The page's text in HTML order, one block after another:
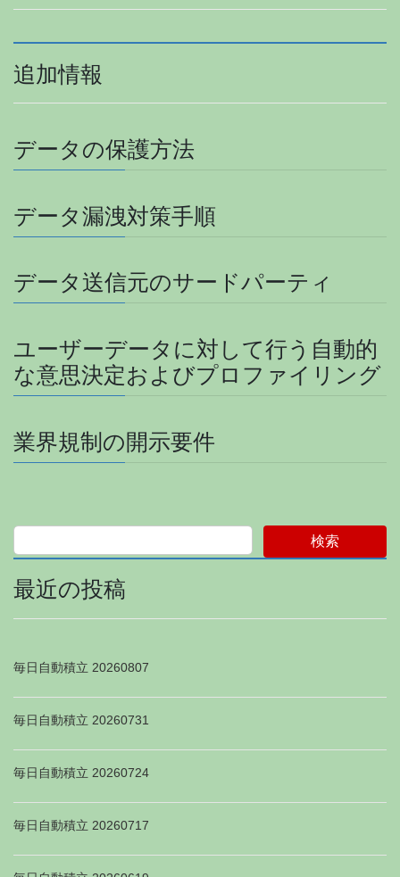
追加情報
データの保護方法
データ漏洩対策手順
データ送信元のサードパーティ
ユーザーデータに対して行う自動的
な意思決定およびプロファイリング
業界規制の開示要件
検索
最近の投稿
毎日自動積立 20260807
毎日自動積立 20260731
毎日自動積立 20260724
毎日自動積立 20260717